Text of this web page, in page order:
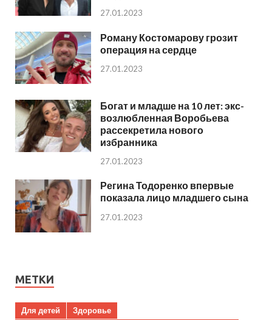
27.01.2023
Роману Костомарову грозит
операция на сердце
27.01.2023
Богат и младше на 10 лет: экс-
возлюбленная Воробьева
рассекретила нового
избранника
27.01.2023
Регина Тодоренко впервые
показала лицо младшего сына
27.01.2023
МЕТКИ
Для детей
Здоровье